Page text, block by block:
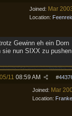
Joined: Mar
Location:
Gewinn eh ein Dorn
sie nun SIXX zu
#
11 08:59 AM
Joined: Mar
Location: